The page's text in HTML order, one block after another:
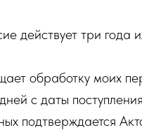
действует три года
обработку моих
с даты
подтверждается